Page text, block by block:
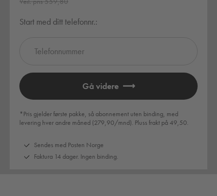
Start med ditt telefonnr.:
*Pris gjelder første pakke, så abonnement uten binding, med
levering hver andre måned (279,90/mnd). Pluss frakt på 49,50.
Sendes med Posten Norge
Faktura 14 dager. Ingen binding.